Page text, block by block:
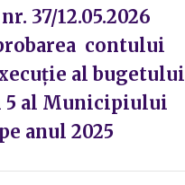
37/12.05.2026
contului
al bugetului
5 al Municipiului
anul 2025